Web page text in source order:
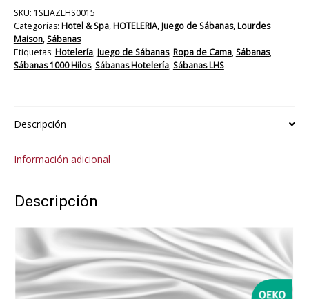
cantidad
SKU: 1SLIAZLHS0015
Categorías: Hotel & Spa,HOTELERIA,Juego de Sábanas,Lourdes
Maison,Sábanas
Etiquetas: Hotelería,Juego de Sábanas,Ropa de Cama,Sábanas,
Sábanas 1000 Hilos,Sábanas Hotelería,Sábanas LHS
Descripción
Información adicional
Descripción